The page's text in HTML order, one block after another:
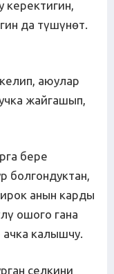
да түшүнөт.
аюулар
жайгашып,
бере
болгондуктан,
анын карды
ошого гана
ачка калышчу.
селкини